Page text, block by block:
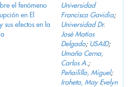
el fenómeno
en El
sus efectos en la
Universidad
Francisco Gavidia;
Universidad Dr.
José Matías
Delgado; USAID;
Umaña Cerna,
Carlos A.;
Peñailillo, Miguel;
Iraheta, May Evelyn